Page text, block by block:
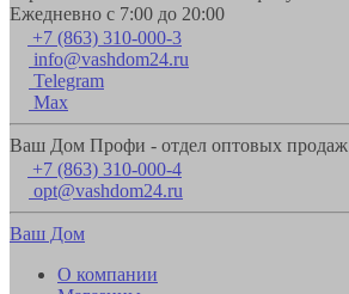
Ежедневно с 7:00 до 20:00
+7 (863) 310-000-3
info@vashdom24.ru
Telegram
Max
Ваш Дом Профи - отдел оптовых продаж
+7 (863) 310-000-4
opt@vashdom24.ru
Ваш Дом
О компании